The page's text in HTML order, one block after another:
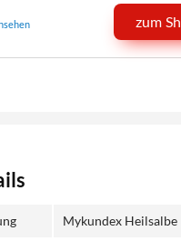
zum
Mykundex Heilsalbe